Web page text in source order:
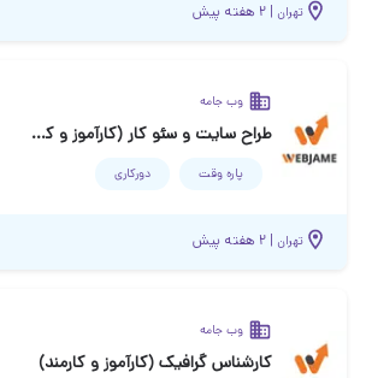
تهران | ۲ هفته پیش
وب جامه
طراح سایت و سئو کار (کارآموز و کارمند)
پاره وقت دورکاری
تهران | ۲ هفته پیش
وب جامه
کارشناس گرافیک (کارآموز و کارمند)